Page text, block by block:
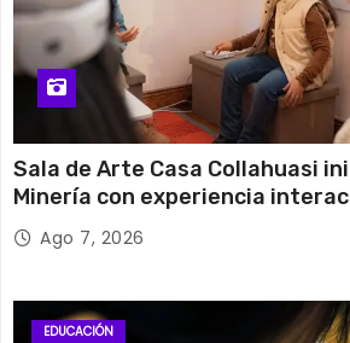
Sala de Arte Casa Collahuasi
Minería con experiencia
cobreAgo 7, 2026
EDUCACIÓN